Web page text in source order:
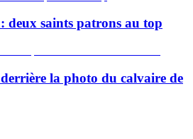
deux saints patrons au top
la photo du calvaire de